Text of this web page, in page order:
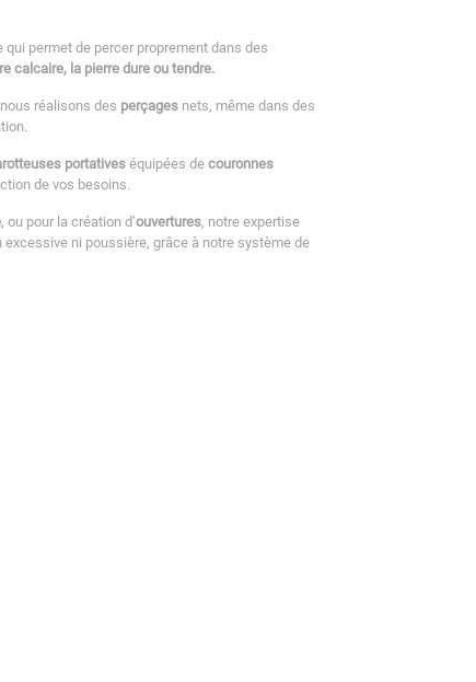
permet de percer proprement dans des
calcaire, la pierre dure ou tendre.
réalisons des perçages nets, même dans des
portativeséquipées de couronnes
de vos besoins.
, ou pour la création d’ouvertures, notre expertise
excessive ni poussière, grâce à notre système de